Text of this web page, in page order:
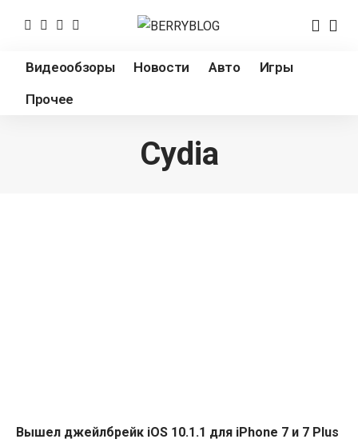
Видеообзоры Новости Авто
Игры
Прочее
Cydia
Вышел джейлбрейк iOS 10.1.1 для iPhone 7 и 7 Plus